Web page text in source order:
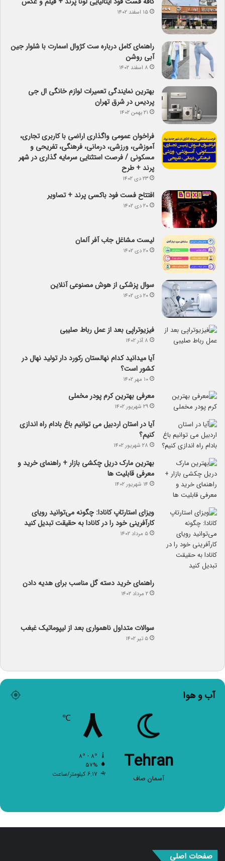
۱۵ اسفند ۱۴۰۲
راهنمای کامل درباره ست کژوال اسمارت با شلوار جین
آبی روشن
۸ اسفند ۱۴۰۲
بهترین نمایندگی تعمیرات لوازم خانگی ال جی
پردیس در شرق تهران
۲۱ بهمن ۱۴۰۲
فراخوان عمومی واگذاری اراضی با کاربری تجاری،
آموزشی، ورزشی، درمانی، فرهنگی، تفریحی و
مسکونی / فرصت استثنایی سرمایه گذاری در شهر
پرند + طرح
۲۳ دی ۱۴۰۲
افتتاح فست فود باکسی پرند + تصاویر
۲۰ دی ۱۴۰۲
لیست مشاغل جاب آفر آلمان
۲۰ دی ۱۴۰۲
سوال پزشکی از هوش مصنوعی آنلاین
۲۰ دی ۱۴۰۲
فیزیوتراپی بعد از عمل رباط صلیبی
۸ آذر ۱۴۰۲
آیا می­دانید کدام نهالستان رکورد دار تولید نهال­ در
کشور است؟
۱۰ مهر ۱۴۰۲
معرفی بهترین کرم پودر مخملی
۲۹ شهریور ۱۴۰۲
آیا در استان اردبیل می توانیم باغ بادام راه اندازی
کنیم؟
۲۸ شهریور ۱۴۰۲
بهترین مارک دریل چکشی بازار + راهنمای خرید و
معرفی قابلیت ها
۱۴ شهریور ۱۴۰۲
ویزای استارتاپ کانادا: چگونه می‌توانید رویای
کارآفرینی خود را در کانادا به حقیقت تبدیل کنید
۵ مرداد ۱۴۰۲
راهنمای خرید دسته گل مناسب برای هدیه دادن
۲ مرداد ۱۴۰۲
سوالات متداول ناهمواری بعد از لیپوماتیک غبغب
۵ تیر ۱۴۰۲
آب و هوا
Tehran
آسمان صاف
۸
۵۷%
۶.۱۷ کیلومتر/ساعت